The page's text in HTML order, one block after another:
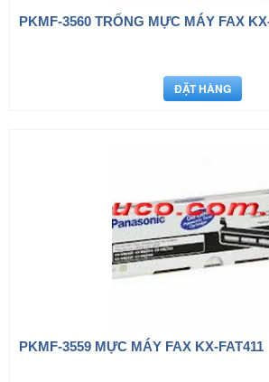
PKMF-3560 TRỐNG MỰC MÁY FAX
PKMF-3559 MỰC MÁY FAX KX-FAT411